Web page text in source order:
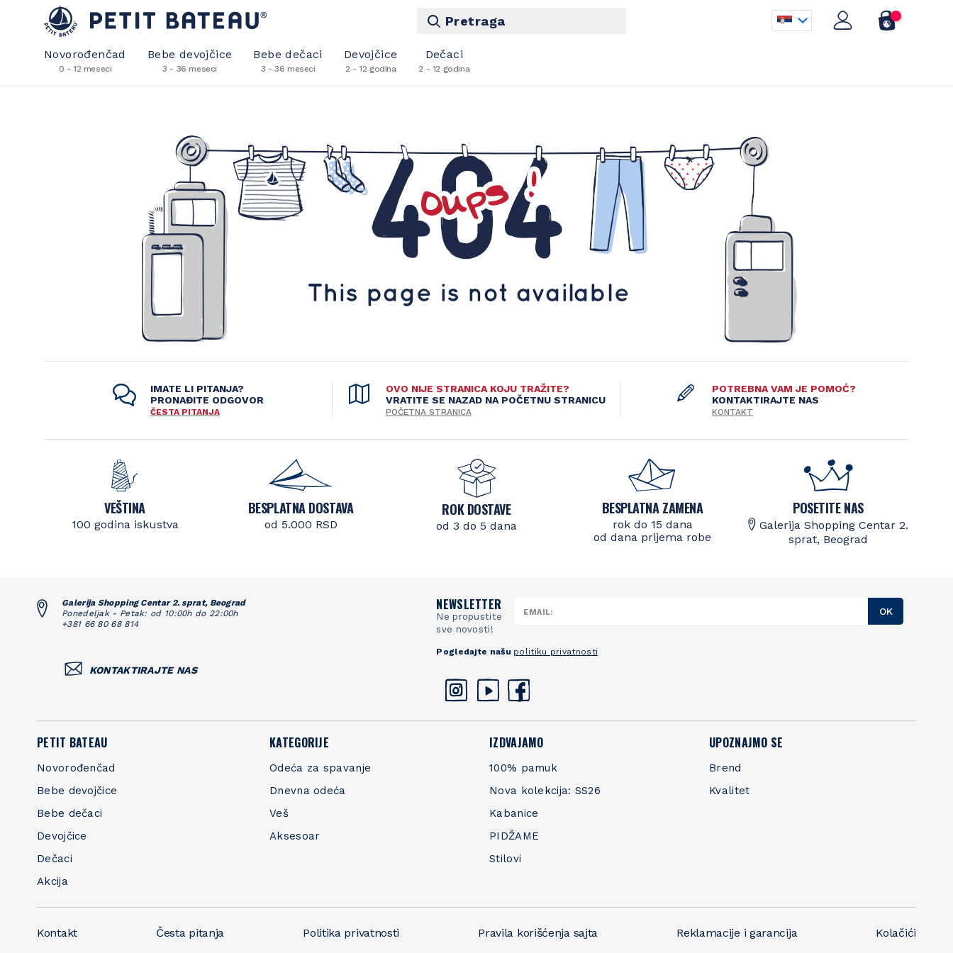
Pretraga
Novorođenčad
0 - 12 meseci
Bebe devojčice
3 - 36 meseci
Bebe dečaci
3 - 36 meseci
Devojčice
2 - 12 godina
Dečaci
2 - 12 godina
IMATE LI PITANJA?
PRONAĐITE ODGOVOR
ČESTA PITANJA
OVO NIJE STRANICA KOJU TRAŽITE?
VRATITE SE NAZAD NA POČETNU STRANICU
POČETNA STRANICA
POTREBNA VAM JE POMOĆ?
KONTAKTIRAJTE NAS
KONTAKT
VEŠTINA
100 godina iskustva
BESPLATNA DOSTAVA
od 5.000 RSD
ROK DOSTAVE
od 3 do 5 dana
BESPLATNA ZAMENA
rok do 15 dana
od dana prijema robe
POSETITE NAS
Galerija Shopping Centar 2.
sprat, Beograd
Galerija Shopping Centar 2. sprat, Beograd
Ponedeljak - Petak: od 10:00h do 22:00h
+381 66 80 68 814
KONTAKTIRAJTE NAS
NEWSLETTER
Ne propustite
sve novosti!
OK
Pogledajte našu politiku privatnosti
PETIT BATEAU
Novorođenčad
Bebe devojčice
Bebe dečaci
Devojčice
Dečaci
Akcija
KATEGORIJE
Odeća za spavanje
Dnevna odeća
Veš
Aksesoar
IZDVAJAMO
100% pamuk
Nova kolekcija: SS26
Kabanice
PIDŽAME
Stilovi
UPOZNAJMO SE
Brend
Kvalitet
Kontakt Česta pitanja Politika privatnosti Pravila korišćenja sajta Reklamacije i garancija Kolačići